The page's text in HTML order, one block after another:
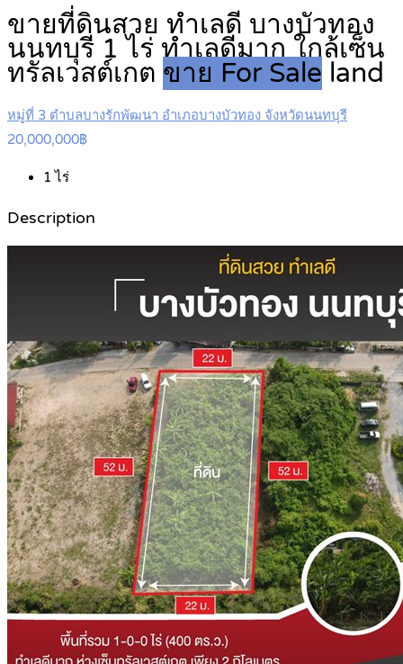
ขายที่ดินสวย ทำเลดี บางบัวทอง
นนทบุรี 1 ไร่ ทำเลดีมาก ใกล้เซ็น
ทรัลเวสต์เกต ขาย For Sale land
หมู่ที่ 3 ตำบลบางรักพัฒนา อำเภอบางบัวทอง จังหวัดนนทบุรี
20,000,000฿
1 ไร่
Description